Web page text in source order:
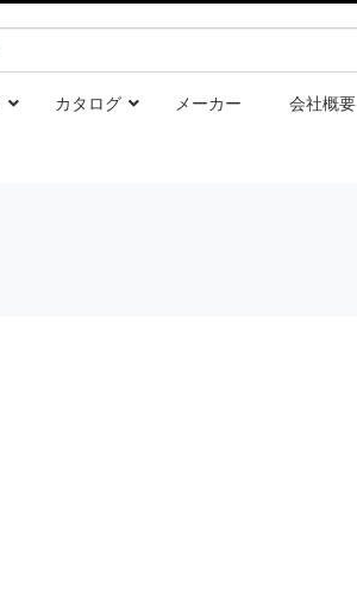
カタログ メーカー 会社概要